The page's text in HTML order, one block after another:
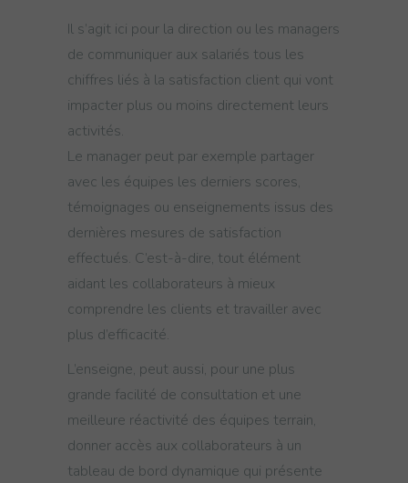
Il s’agit ici pour la direction ou les managers
de communiquer aux salariés tous les
chiffres liés à la satisfaction client qui vont
impacter plus ou moins directement leurs
activités.
Le manager peut par exemple partager
avec les équipes les derniers scores,
témoignages ou enseignements issus des
dernières mesures de satisfaction
effectués. C’est-à-dire, tout élément
aidant les collaborateurs à mieux
comprendre les clients et travailler avec
plus d’efficacité.
L’enseigne, peut aussi, pour une plus
grande facilité de consultation et une
meilleure réactivité des équipes terrain,
donner accès aux collaborateurs à un
tableau de bord dynamique qui présente